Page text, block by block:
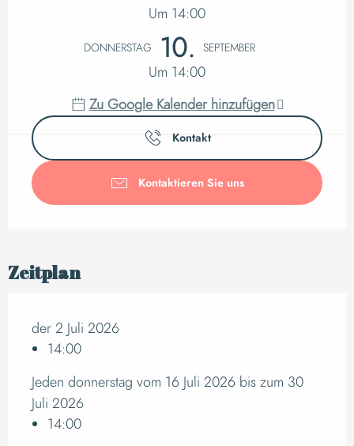
Um 14:00
DONNERSTAG 10. SEPTEMBER
Um 14:00
Zu Google Kalender hinzufügen
Kontakt
Kontaktieren Sie uns
Zeitplan
der 2 Juli 2026
14:00
Jeden donnerstag vom 16 Juli 2026 bis zum 30
Juli 2026
14:00